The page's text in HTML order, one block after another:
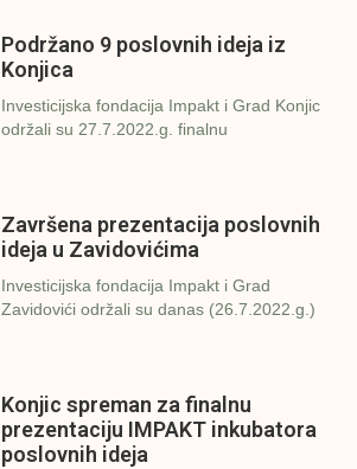
Podržano 9 poslovnih ideja iz
Konjica
Investicijska fondacija Impakt i Grad Konjic
održali su 27.7.2022.g. finalnu
Završena prezentacija poslovnih
ideja u Zavidovićima
Investicijska fondacija Impakt i Grad
Zavidovići održali su danas (26.7.2022.g.)
Konjic spreman za finalnu
prezentaciju IMPAKT inkubatora
poslovnih ideja